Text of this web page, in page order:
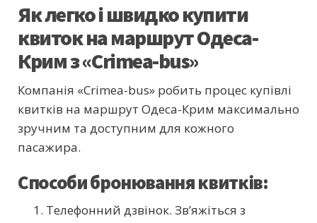
Як легко і швидко купити
квиток на маршрут Одеса-
Крим з «Crimea-bus»
Компанія «Crimea-bus» робить процес купівлі
квитків на маршрут Одеса-Крим максимально
зручним та доступним для кожного
пасажира.
Способи бронювання квитків:
Телефонний дзвінок. Зв’яжіться з